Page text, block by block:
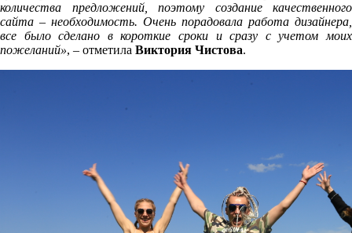
количества предложений, поэтому создание качественного
сайта – необходимость. Очень порадовала работа дизайнера,
все было сделано в короткие сроки и сразу с учетом моих
пожеланий», – отметила Виктория Чистова.